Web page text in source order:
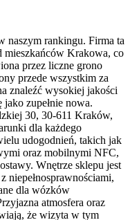
naszym rankingu. Firma ta
mieszkańców Krakowa, co
przez liczne grono
przede wszystkim za
znaleźć wysokiej jakości
jako zupełnie nowa.
30, 30-611 Kraków,
dla każdego
udogodnień, takich jak
oraz mobilnymi NFC,
Wnętrze sklepu jest
niepełnosprawnościami,
dla wózków
atmosfera oraz
że wizyta w tym